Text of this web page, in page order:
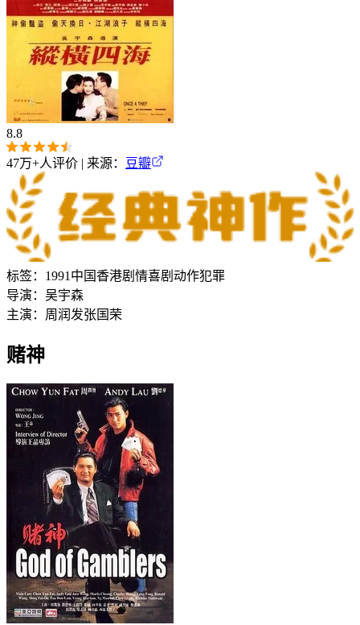
8.8
47万+人评价 | 来源： 豆瓣
标签： 1991 中国香港剧情喜剧 动作犯罪
导演： 吴宇森
主演： 周润发张国荣
赌神